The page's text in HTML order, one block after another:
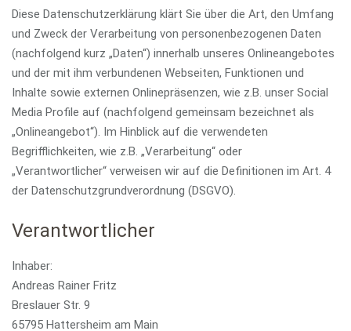
Diese Datenschutzerklärung klärt Sie über die Art, den Umfang
und Zweck der Verarbeitung von personenbezogenen Daten
(nachfolgend kurz „Daten“) innerhalb unseres Onlineangebotes
und der mit ihm verbundenen Webseiten, Funktionen und
Inhalte sowie externen Onlinepräsenzen, wie z.B. unser Social
Media Profile auf (nachfolgend gemeinsam bezeichnet als
„Onlineangebot“). Im Hinblick auf die verwendeten
Begrifflichkeiten, wie z.B. „Verarbeitung“ oder
„Verantwortlicher“ verweisen wir auf die Definitionen im Art. 4
der Datenschutzgrundverordnung (DSGVO).
Verantwortlicher
Inhaber:
Andreas Rainer Fritz
Breslauer Str. 9
65795 Hattersheim am Main